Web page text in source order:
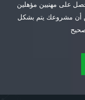
يتعلم أكثر
على مهنيين مؤهلين
من أن مشروعك يتم بشكل